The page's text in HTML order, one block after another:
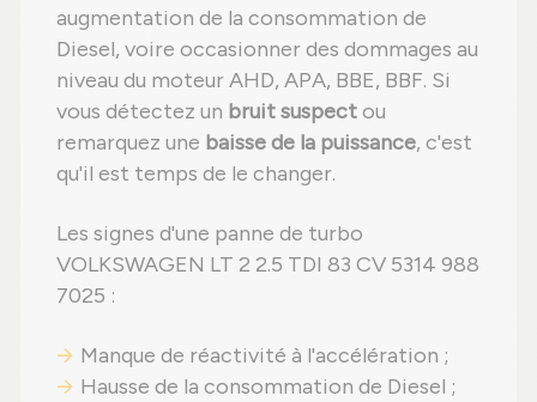
augmentation de la consommation de
Diesel, voire occasionner des dommages au
niveau du moteur AHD, APA, BBE, BBF. Si
vous détectez un bruit suspectou
remarquez une baisse de la puissance, c'est
qu'il est temps de le changer.
Les signes d'une panne de turbo
VOLKSWAGEN LT 2 2.5 TDI 83 CV 5314 988
7025 :
Manque de réactivité à l'accélération ;
Hausse de la consommation de Diesel ;